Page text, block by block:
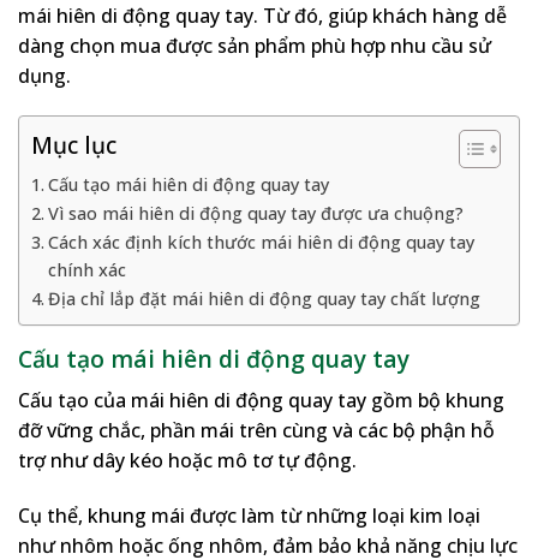
mái hiên di động quay tay. Từ đó, giúp khách hàng dễ
dàng chọn mua được sản phẩm phù hợp nhu cầu sử
dụng.
Mục lục
Cấu tạo mái hiên di động quay tay
Vì sao mái hiên di động quay tay được ưa chuộng?
Cách xác định kích thước mái hiên di động quay tay
chính xác
Địa chỉ lắp đặt mái hiên di động quay tay chất lượng
Cấu tạo mái hiên di động quay tay
Cấu tạo của mái hiên di động quay tay gồm bộ khung
đỡ vững chắc, phần mái trên cùng và các bộ phận hỗ
trợ như dây kéo hoặc mô tơ tự động.
Cụ thể, khung mái được làm từ những loại kim loại
như nhôm hoặc ống nhôm, đảm bảo khả năng chịu lực